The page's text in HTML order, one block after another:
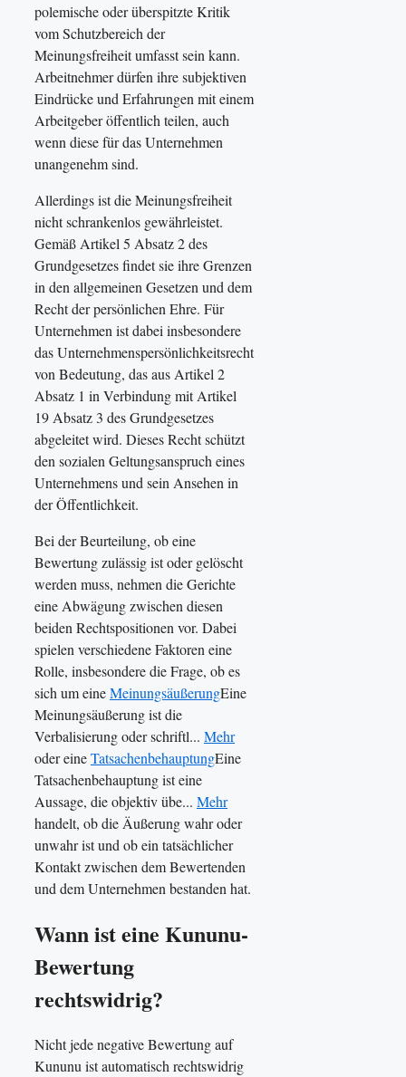
polemische oder überspitzte Kritik
vom Schutzbereich der
Meinungsfreiheit umfasst sein kann.
Arbeitnehmer dürfen ihre subjektiven
Eindrücke und Erfahrungen mit einem
Arbeitgeber öffentlich teilen, auch
wenn diese für das Unternehmen
unangenehm sind.
Allerdings ist die Meinungsfreiheit
nicht schrankenlos gewährleistet.
Gemäß Artikel 5 Absatz 2 des
Grundgesetzes findet sie ihre Grenzen
in den allgemeinen Gesetzen und dem
Recht der persönlichen Ehre. Für
Unternehmen ist dabei insbesondere
das Unternehmenspersönlichkeitsrecht
von Bedeutung, das aus Artikel 2
Absatz 1 in Verbindung mit Artikel
19 Absatz 3 des Grundgesetzes
abgeleitet wird. Dieses Recht schützt
den sozialen Geltungsanspruch eines
Unternehmens und sein Ansehen in
der Öffentlichkeit.
Bei der Beurteilung, ob eine
Bewertung zulässig ist oder gelöscht
werden muss, nehmen die Gerichte
eine Abwägung zwischen diesen
beiden Rechtspositionen vor. Dabei
spielen verschiedene Faktoren eine
Rolle, insbesondere die Frage, ob es
sich um eineMeinungsäußerungEine
Meinungsäußerung ist die
Verbalisierung oder schriftl... Mehr
oder eineTatsachenbehauptungEine
Tatsachenbehauptung ist eine
Aussage, die objektiv übe... Mehr
handelt, ob die Äußerung wahr oder
unwahr ist und ob ein tatsächlicher
Kontakt zwischen dem Bewertenden
und dem Unternehmen bestanden hat.
Wann ist eine Kununu-
Bewertung
rechtswidrig?
Nicht jede negative Bewertung auf
Kununu ist automatisch rechtswidrig